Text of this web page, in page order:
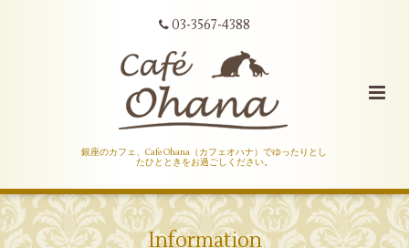
03-3567-4388
銀座のカフェ、Cafe Ohana（カフェオハナ）でゆったりとし
たひとときをお過ごしください。
Information